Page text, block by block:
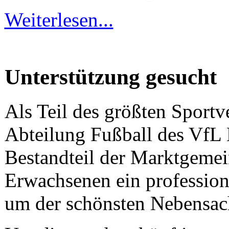
Weiterlesen...
Unterstützung gesucht
Als Teil des größten
Abteilung Fußball des VfL
Bestandteil der
Erwachsenen ein
um der schönsten